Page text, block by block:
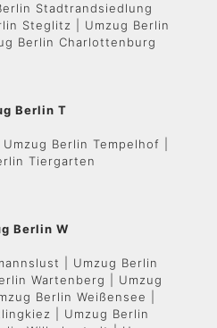
Stadtrandsiedlung
Steglitz | Umzug Berlin
Berlin Charlottenburg
Berlin T
Berlin Tempelhof |
Tiergarten
Berlin W
| Umzug Berlin
Wartenberg | Umzug
Berlin Weißensee |
| Umzug Berlin